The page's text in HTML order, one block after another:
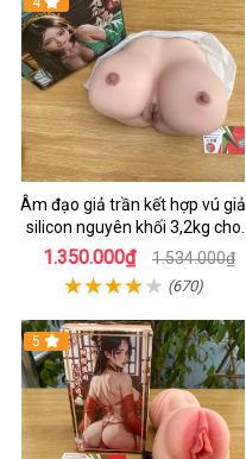
Âm đạo giả trần kết hợp vú giả
silicon nguyên khối 3,2kg cho
nam thủ dâm
1.350.000₫ 1.534.000₫
(670)
5